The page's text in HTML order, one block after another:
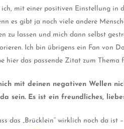
mit einer positiven Einstellung in
es gibt ja noch viele andere
zu lassen und mich dann selbst
Ich bin übrigens ein Fan von
hier das passende Zitat zum Thema
mit deinen negativen Wellen
sein. Es ist ein freundliches,
das „Brücklein“ wirklich noch da